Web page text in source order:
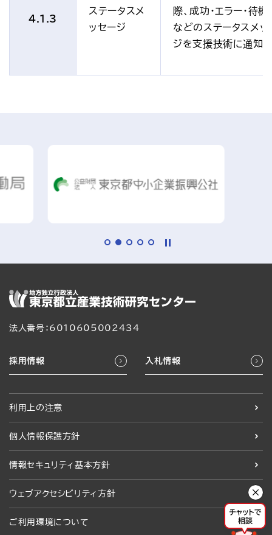
4.1.3
ステータスメ
ッセージ
際、成功・エラー・待
などのステータスメッ
ジを支援技術に通知す
法人番号：6010605002434
採用情報 入札情報
利用上の注意
個人情報保護方針
情報セキュリティ基本方針
ウェブアクセシビリティ方針
ご利用環境について